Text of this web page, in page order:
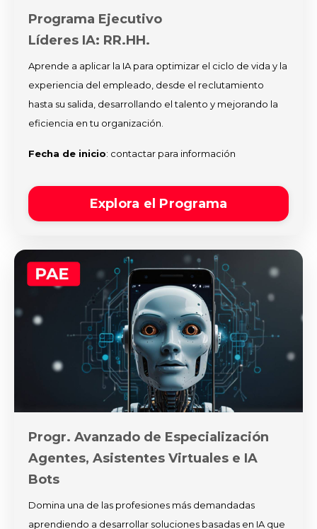
Programa Ejecutivo
Líderes IA: RR.HH.
Aprende a aplicar la IA para optimizar el ciclo de vida y la
experiencia del empleado, desde el reclutamiento
hasta su salida, desarrollando el talento y mejorando la
eficiencia en tu organización.
Fecha de inicio: contactar para información
Explora el Programa
Progr. Avanzado de Especialización
Agentes, Asistentes Virtuales e IA
Bots
Domina una de las profesiones más demandadas
aprendiendo a desarrollar soluciones basadas en IA que